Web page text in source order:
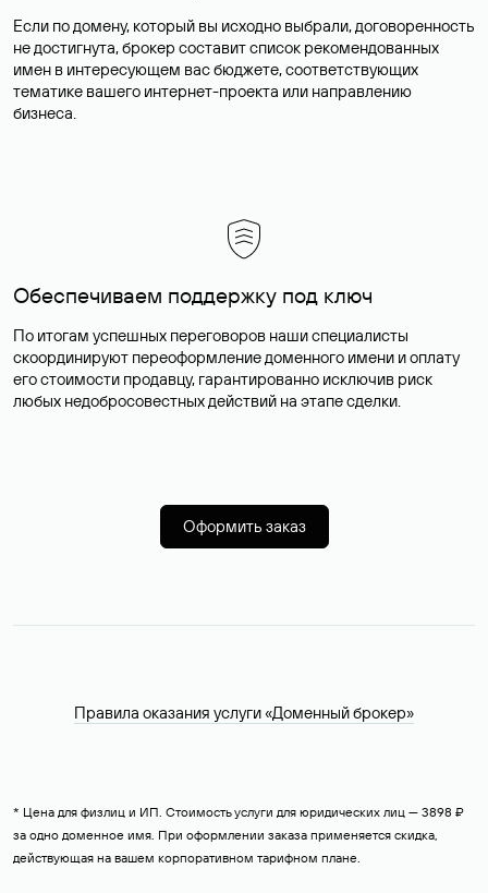
Если по домену, который вы исходно выбрали, договоренность
не достигнута, брокер составит список рекомендованных
имен в интересующем вас бюджете, соответствующих
тематике вашего интернет-проекта или направлению
бизнеса.
Обеспечиваем поддержку под ключ
По итогам успешных переговоров наши специалисты
скоординируют переоформление доменного имени и оплату
его стоимости продавцу, гарантированно исключив риск
любых недобросовестных действий на этапе сделки.
Оформить заказ
Правила оказания услуги «Доменный брокер»
* Цена для физлиц и ИП. Стоимость услуги для юридических лиц — 3898 ₽
за одно доменное имя. При оформлении заказа применяется скидка,
действующая на вашем корпоративном тарифном плане.